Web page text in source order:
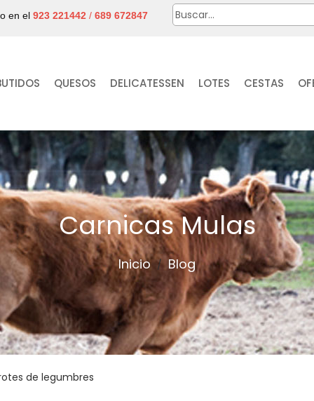
en el 923 221442 / 689 672847
QUESOS DELICATESSEN LOTES CESTAS
Carnicas Mulas
Inicio / Blog
de legumbres